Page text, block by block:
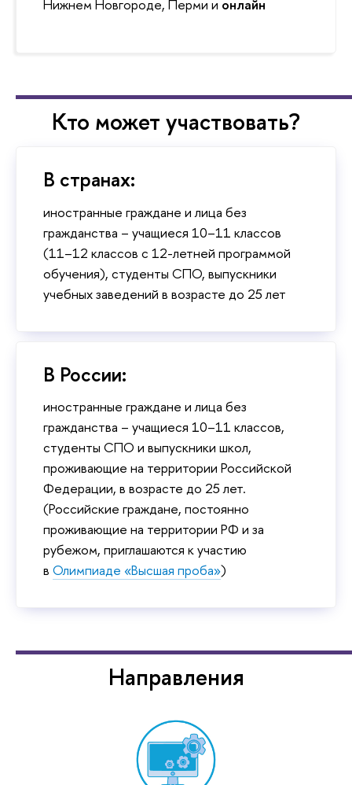
Нижнем Новгороде, Перми и онлайн
Кто может участвовать?
В странах:
иностранные граждане и лица без
гражданства – учащиеся 10–11 классов
(11–12 классов с 12-летней программой
обучения), студенты СПО, выпускники
учебных заведений в возрасте до 25 лет
В России:
иностранные граждане и лица без
гражданства – учащиеся 10–11 классов,
студенты СПО и выпускники школ,
проживающие на территории Российской
Федерации, в возрасте до 25 лет.
(Российские граждане, постоянно
проживающие на территории РФ и за
рубежом, приглашаются к участию
в Олимпиаде «Высшая проба»)
Направления